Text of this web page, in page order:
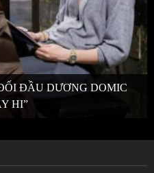
ĐẦU DƯƠNG DOMIC
HI”